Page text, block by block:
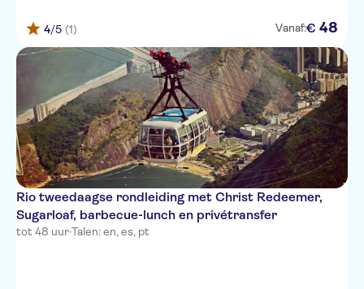
4/5 (1) Vanaf:€ 48
Rio tweedaagse rondleiding met Christ Redeemer,
Sugarloaf, barbecue-lunch en privétransfer
tot 48 uur·Talen: en, es, pt